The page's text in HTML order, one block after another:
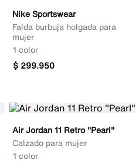
Nike Sportswear
Falda burbuja holgada para
mujer
1 color
$ 299.950
Air Jordan 11 Retro "Pearl"
Calzado para mujer
1 color